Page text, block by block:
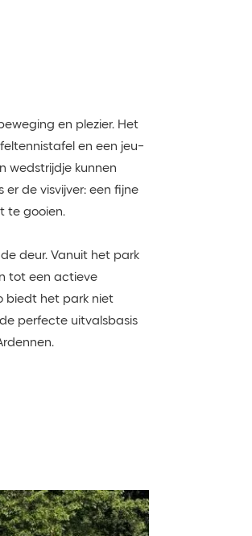
en plezier. Het
en een jeu-
wedstrijdje kunnen
er de visvijver: een fijne
te gooien.
deur. Vanuit het park
tot een actieve
biedt het park niet
perfecte uitvalsbasis